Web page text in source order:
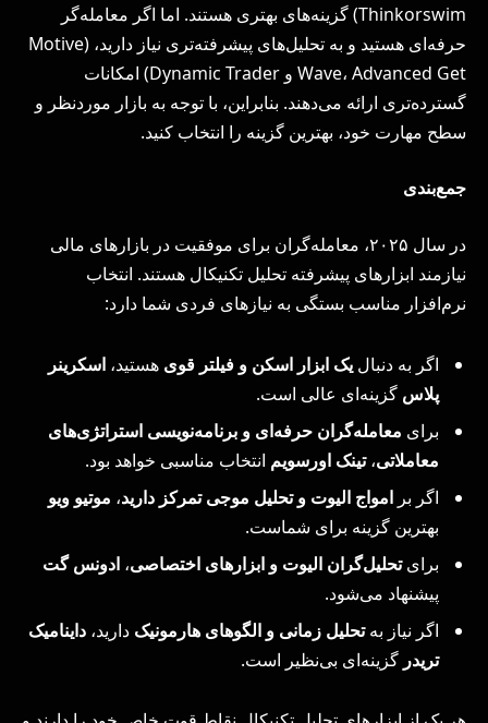
Thinkorswim) گزینه‌های بهتری هستند. اما اگر معامله‌گر
حرفه‌ای هستید و به تحلیل‌های پیشرفته‌تری نیاز دارید، (Motive
Wave، Advanced Get و Dynamic Trader) امکانات
گسترده‌تری ارائه می‌دهند. بنابراین، با توجه به بازار موردنظر و
سطح مهارت خود، بهترین گزینه را انتخاب کنید.
جمع‌بندی
در سال ۲۰۲۵، معامله‌گران برای موفقیت در بازارهای مالی
نیازمند ابزارهای پیشرفته تحلیل تکنیکال هستند. انتخاب
نرم‌افزار مناسب بستگی به نیازهای فردی شما دارد:
اگر به دنبال یک ابزار اسکن و فیلتر قوی هستید، اسکرینر
پلاس گزینه‌ای عالی است.
برای معامله‌گران حرفه‌ای و برنامه‌نویسی استراتژی‌های
معاملاتی،تینک اورسویم انتخاب مناسبی خواهد بود.
اگر بر امواج الیوت و تحلیل موجی تمرکز دارید، موتیو ویو
بهترین گزینه برای شماست.
برایتحلیل‌گران الیوت و ابزارهای اختصاصی، ادونس گت
پیشنهاد می‌شود.
اگر نیاز بهتحلیل زمانی و الگوهای هارمونیک دارید، داینامیک
تریدر گزینه‌ای بی‌نظیر است.